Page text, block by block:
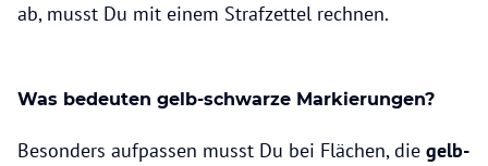
ab, musst Du mit einem Strafzettel rechnen.
Was bedeuten gelb-schwarze Markierungen?
Besonders aufpassen musst Du bei Flächen, die gelb-